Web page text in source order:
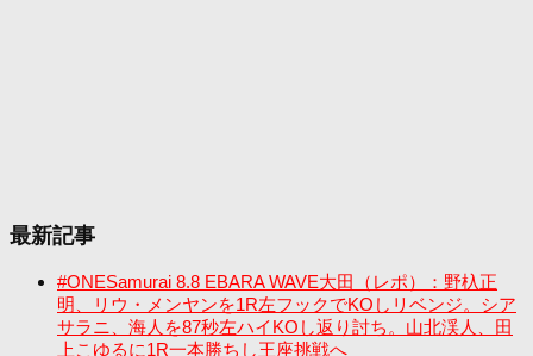
最新記事
#ONESamurai 8.8 EBARA WAVE大田（レポ）：野杁正
明、リウ・メンヤンを1R左フックでKOしリベンジ。シア
サラニ、海人を87秒左ハイKOし返り討ち。山北渓人、田
上こゆるに1R一本勝ちし王座挑戦へ